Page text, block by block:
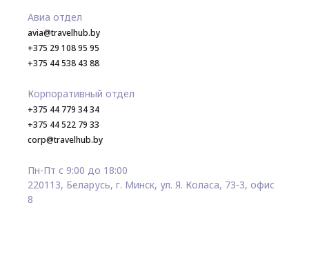
Авиа отдел
avia@travelhub.by
+375 29 108 95 95
+375 44 538 43 88
Корпоративный отдел
+375 44 779 34 34
+375 44 522 79 33
corp@travelhub.by
Пн-Пт с 9:00 до 18:00
220113, Беларусь, г. Минск, ул. Я. Коласа, 73-3, офис
8